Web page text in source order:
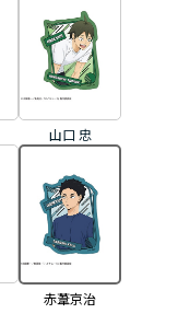
山口 忠
赤葦京治